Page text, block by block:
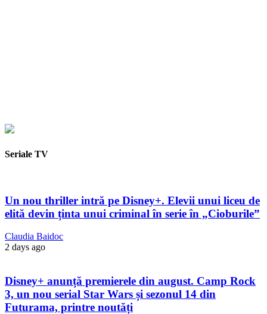
Seriale TV
Un nou thriller intră pe Disney+. Elevii unui liceu de
elită devin ținta unui criminal în serie în „Cioburile”
Claudia Baidoc
2 days ago
Disney+ anunță premierele din august. Camp Rock
3, un nou serial Star Wars și sezonul 14 din
Futurama, printre noutăți